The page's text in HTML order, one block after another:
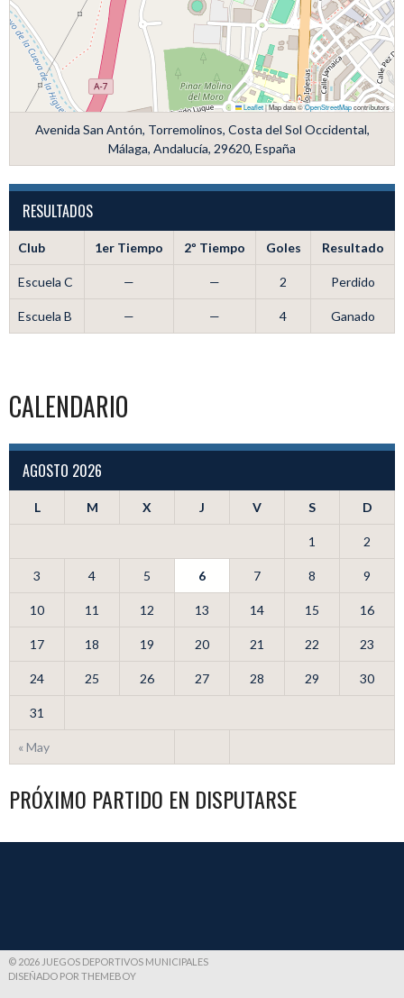
Leaflet|Map data ©OpenStreetMapcontributors
Avenida San Antón, Torremolinos, Costa del Sol Occidental,
Málaga, Andalucía, 29620, España
RESULTADOS
Club 1er Tiempo 2º Tiempo Goles Resultado
Escuela C — — 2 Perdido
Escuela B — — 4 Ganado
CALENDARIO
AGOSTO 2026
L M X J V S D
« May
1 2
3 4 5 6 7 8 9
10 11 12 13 14 15 16
17 18 19 20 21 22 23
24 25 26 27 28 29 30
31
PRÓXIMO PARTIDO EN DISPUTARSE
© 2026 JUEGOS DEPORTIVOS MUNICIPALES
DISEÑADO POR THEMEBOY